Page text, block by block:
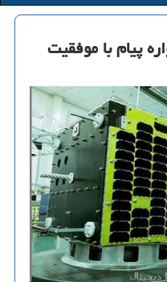
پیام با موفقیت